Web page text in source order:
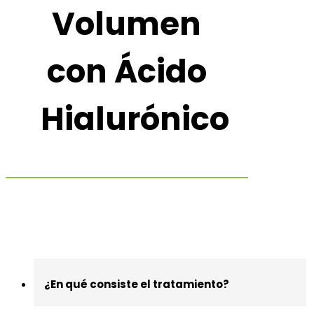
Volumen
con Ácido
Hialurónico
¿En qué consiste el tratamiento?